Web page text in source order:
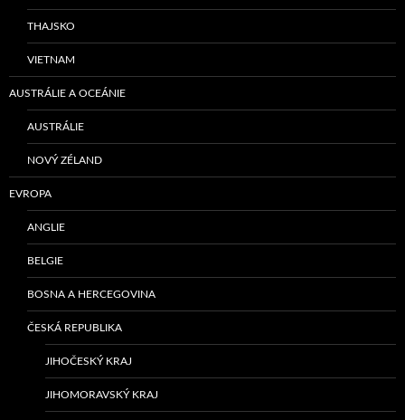
THAJSKO
VIETNAM
AUSTRÁLIE A OCEÁNIE
AUSTRÁLIE
NOVÝ ZÉLAND
EVROPA
ANGLIE
BELGIE
BOSNA A HERCEGOVINA
ČESKÁ REPUBLIKA
JIHOČESKÝ KRAJ
JIHOMORAVSKÝ KRAJ